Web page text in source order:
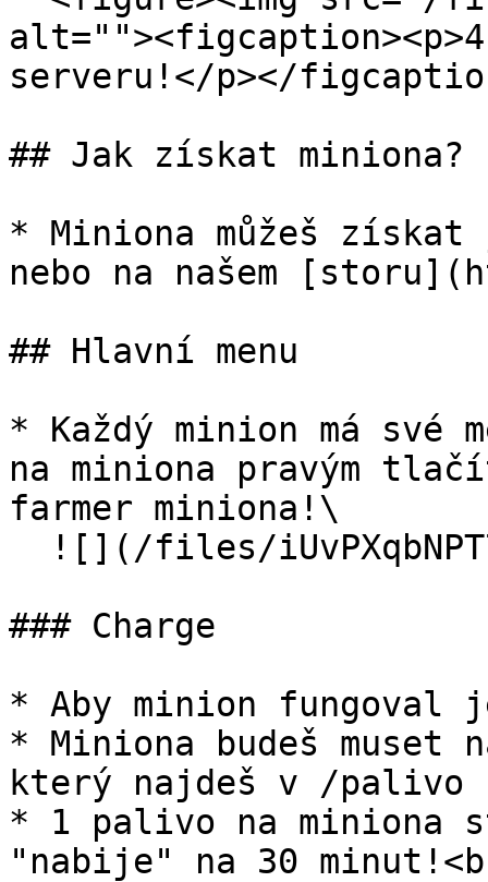
serveru!</p></
## Jak získat miniona?
* Miniona můžeš získat
nebo na našem
## Hlavní menu
* Každý minion má své
na miniona pravým
farmer miniona!\
### Charge
* Aby minion fungoval
* Miniona budeš muset
který najdeš v /palivo
* 1 palivo na miniona
"nabije" na 30